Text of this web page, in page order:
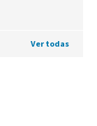
Ver todas